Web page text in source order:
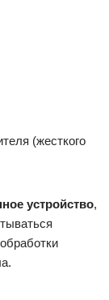
(жесткого
устройство,